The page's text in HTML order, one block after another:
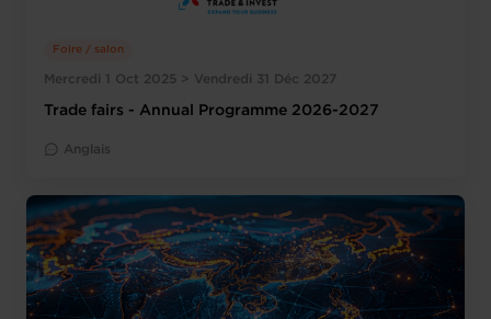
Mercredi 1 Oct 2025 > Vendredi 31 Déc 2027
Foire / salon
Trade fairs - Annual Programme 2026-2027
Anglais